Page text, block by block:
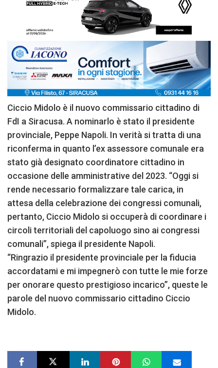
Ciccio Midolo è il nuovo commissario cittadino di
FdI a Siracusa. A nominarlo è stato il presidente
provinciale, Peppe Napoli. In verità si tratta di una
riconferma in quanto l’ex assessore comunale era
stato già designato coordinatore cittadino in
occasione delle amministrative del 2023. “Oggi si
rende necessario formalizzare tale carica, in
attesa della celebrazione dei congressi comunali,
pertanto, Ciccio Midolo si occuperà di coordinare i
circoli territoriali del capoluogo sino ai congressi
comunali”, spiega il presidente Napoli.
“Ringrazio il presidente provinciale per la fiducia
accordatami e mi impegnerò con tutte le mie forze
per onorare questo prestigioso incarico”, queste le
parole del nuovo commissario cittadino Ciccio
Midolo.